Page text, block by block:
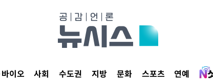
이오 사회 수도권 지방 문화 스포츠 연예